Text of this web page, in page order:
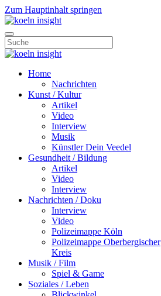
Zum Hauptinhalt springen
Home
Nachrichten
Kunst / Kultur
Artikel
Video
Interview
Musik
Künstler Dein Veedel
Gesundheit / Bildung
Artikel
Video
Interview
Nachrichten / Doku
Interview
Video
Polizeimappe Köln
Polizeimappe Oberbergischer
Kreis
Musik / Film
Spiel & Game
Soziales / Leben